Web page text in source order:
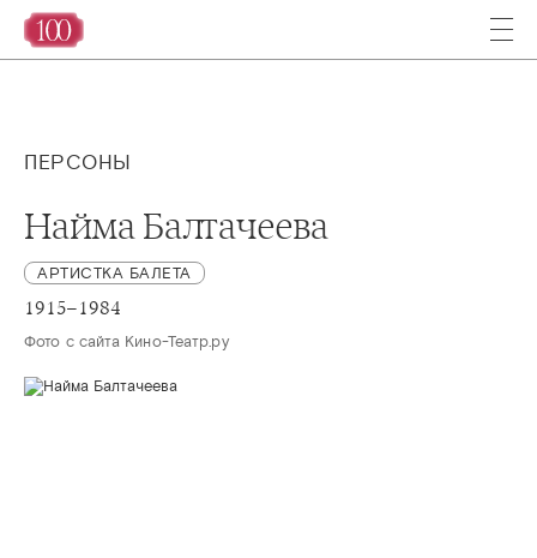
ПЕРСОНЫ
Найма Балтачеева
АРТИСТКА БАЛЕТА
1915–1984
Фото с сайта Кино-Театр.ру